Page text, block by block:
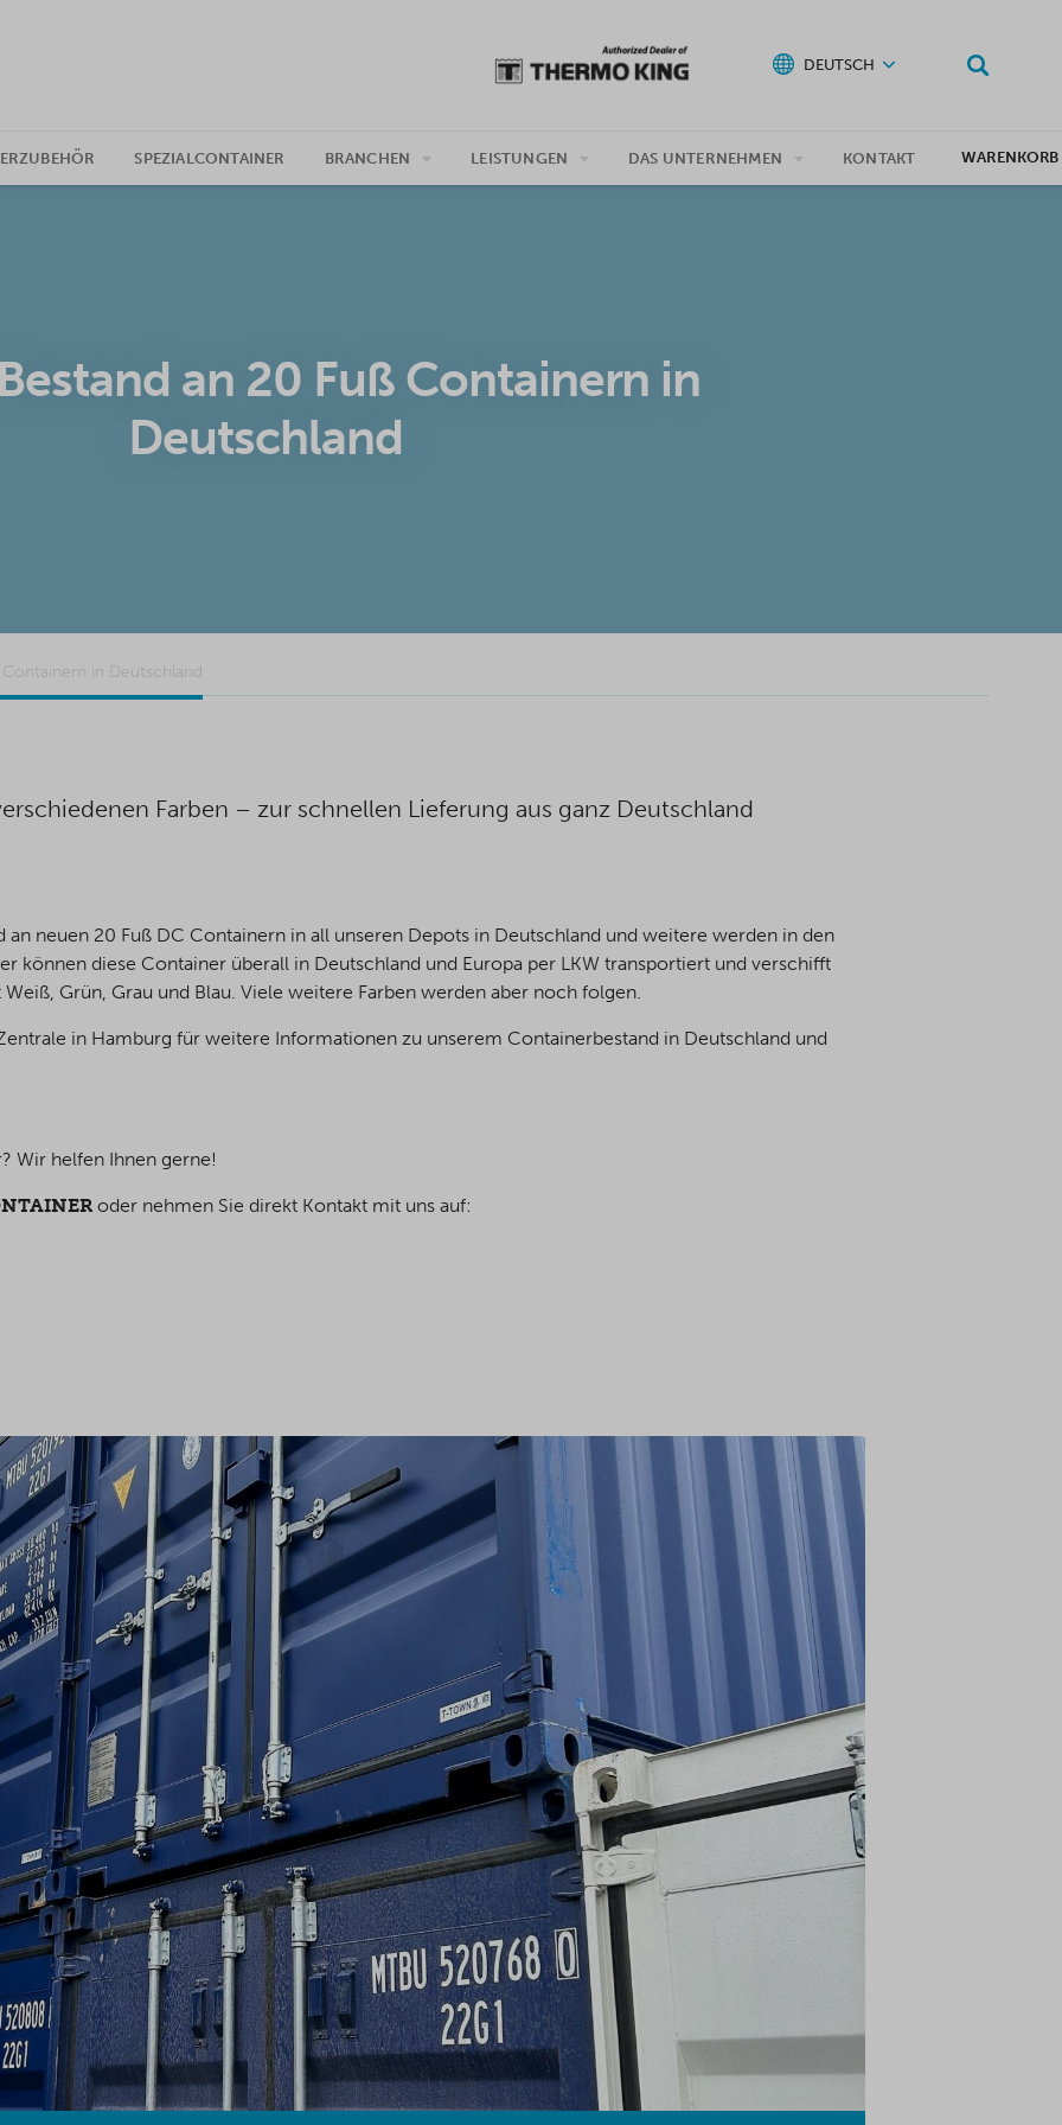
DEUTSCH
SPEZIALCONTAINER BRANCHEN LEISTUNGEN DAS UNTERNEHMEN KONTAKT WARENKORB
an 20 Fuß Containern in
Deutschland
in Deutschland
Farben – zur schnellen Lieferung aus ganz Deutschland
an neuen 20 Fuß DC Containern in all unseren Depots in Deutschland und weitere werden in den
können diese Container überall in Deutschland und Europa per LKW transportiert und verschifft
Grün, Grau und Blau. Viele weitere Farben werden aber noch folgen.
in Hamburg für weitere Informationen zu unserem Containerbestand in Deutschland und
Wir helfen Ihnen gerne!
oder nehmen Sie direkt Kontakt mit uns auf: